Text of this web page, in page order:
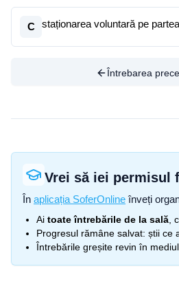
C staționarea voluntară pe
Întrebarea
Vrei să iei permisul
În aplicația SoferOnline înveți
Ai toate întrebările de la sală ,
Progresul rămâne salvat: știi ce
Întrebările greșite revin în